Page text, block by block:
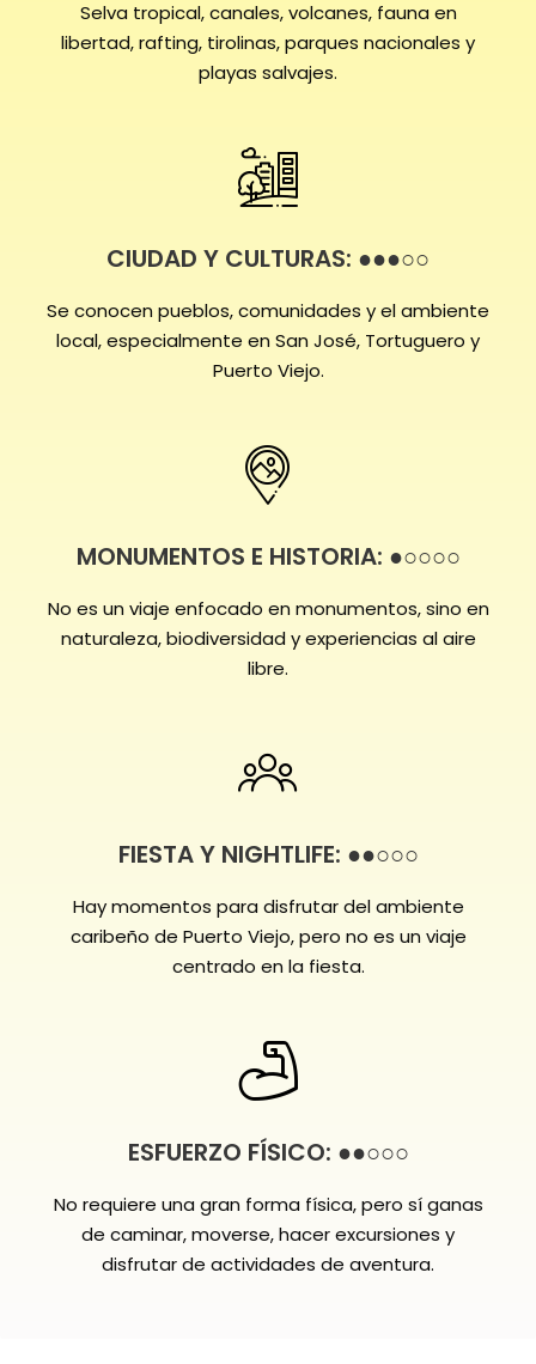
Selva tropical, canales, volcanes, fauna en
libertad, rafting, tirolinas, parques nacionales y
playas salvajes.
CIUDAD Y CULTURAS: ●●●○○
Se conocen pueblos, comunidades y el ambiente
local, especialmente en San José, Tortuguero y
Puerto Viejo.
MONUMENTOS E HISTORIA: ●○○○○
No es un viaje enfocado en monumentos, sino en
naturaleza, biodiversidad y experiencias al aire
libre.
FIESTA Y NIGHTLIFE: ●●○○○
Hay momentos para disfrutar del ambiente
caribeño de Puerto Viejo, pero no es un viaje
centrado en la fiesta.
ESFUERZO FÍSICO: ●●○○○
No requiere una gran forma física, pero sí ganas
de caminar, moverse, hacer excursiones y
disfrutar de actividades de aventura.